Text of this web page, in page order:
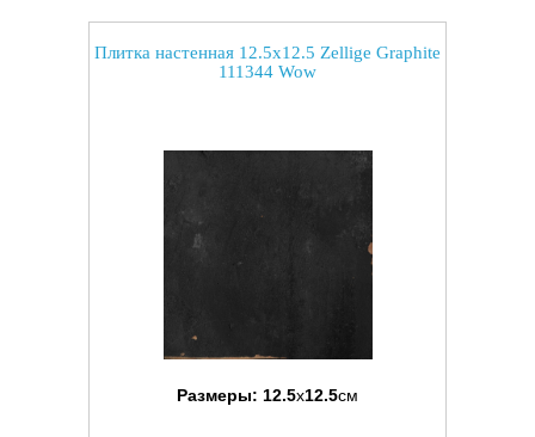
Плитка настенная 12.5x12.5 Zellige Graphite
111344 Wow
Размеры: 12.5x12.5см